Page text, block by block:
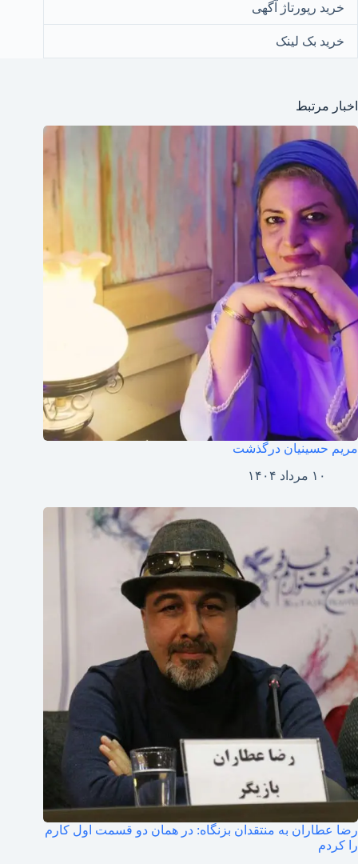
خرید رپورتاژ آگهی
خرید بک لینک
اخبار مرتبط
مریم حسینیان درگذشت
۱۰ مرداد ۱۴۰۴
رضا عطاران به منتقدان بزنگاه: در همان دو قسمت اول کارم
را کردم